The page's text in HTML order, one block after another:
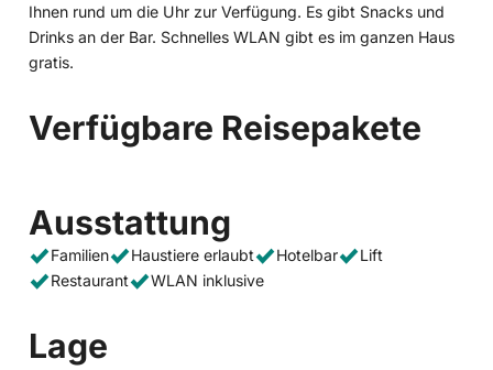
Ihnen rund um die Uhr zur Verfügung. Es gibt Snacks und
Drinks an der Bar. Schnelles WLAN gibt es im ganzen Haus
gratis.
Verfügbare Reisepakete
Ausstattung
Familien Haustiere erlaubt Hotelbar
Lift
Restaurant
WLAN inklusive
Lage